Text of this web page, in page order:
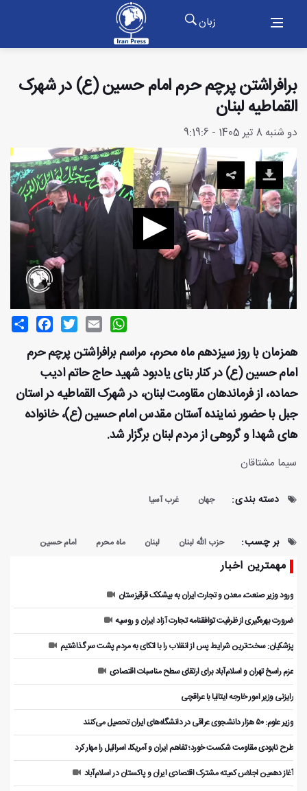
زبان
برافراشتن پرچم حرم امام حسین (ع) در شهرک
القماطیه لبنان
دو شنبه 8 تیر 1405 - 9:19:6
Share
FacebookTwitterEmail
WhatsApp
همزمان با روز سیزدهم ماه محرم، مراسم برافراشتن پرچم حرم
امام حسین (ع) در کنار بنای یادبود شهید حاج حاتم ادیب
حماده، از فرماندهان مقاومت لبنان، در شهرک القماطیه در استان
جبل با حضور نماینده آستان مقدس امام حسین (ع)، خانواده
های شهدا و گروهی از مردم لبنان برگزار شد.
سیما مشتاقان
دسته بندی: جهان غرب آسیا
بر چسب: حزب الله لبنان لبنان ماه محرم امام حسین
مهمترین اخبار
ورود وزیر صنعت، معدن و تجارت ایران به بیشکک قرقیزستان
ضرورت بهره‌گیری از ظرفیت توافقنامه تجارت آزاد ایران و روسیه
پزشکیان: سخت‌ترین شرایط پس از انقلاب را با اتکای به مردم پشت سر گذاشتیم
عزم راسخ تهران و اسلام‌آباد برای ارتقای سطح مناسبات اقتصادی
رایزنی وزیر امور خارجه ایتالیا با عراقچی
وزیر علوم: ۵۰ هزار دانشجوی عراقی در دانشگاه‌های ایران تحصیل می‌کنند
طرح نابودی مقاومت شکست خورد؛ تفاهم ایران و آمریکا، اسرائیل را مهار کرد
آغاز دهمین اجلاس کمیته مشترک اقتصادی ایران و پاکستان در اسلام‌آباد